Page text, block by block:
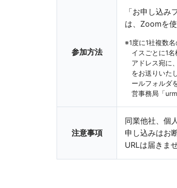
参加方法
「お申し込
は、Zoomを使
※1度に1社複数
イスごとに1
アドレス宛に
をお送りいた
ールフォルダ
営事務局「
注意事項
同業他社、個
申し込みはお
URLは届きま